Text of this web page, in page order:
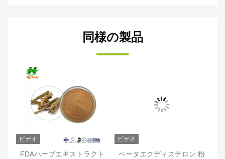
同様の製品
ビデオ
FDAハーブエキストラクト
ビデオ
ベータエクディステロン 粉